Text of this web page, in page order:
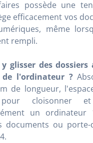
possède une
efficacement vos
même
rempli.
y glisser des
l'ordinateur ?
de longueur,
cloisonner et
un ordinateur
documents ou porte-